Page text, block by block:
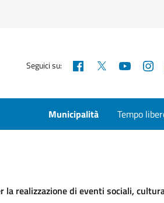
Seguici su: Facebook
Municipalità Tempo
realizzazione di eventi sociali,